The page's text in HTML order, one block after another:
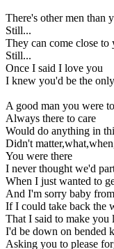
There's other men than
Still...
They can come close to
Still...
Once I said I love you
I knew you'd be the
A good man you were
Always there to care
Would do anything in
Didn't
You were there
I never thought we'd
When I just wanted to
And I'm sorry baby
If I could take back the
That I said to make you
I'd be down on bended
Asking you to please